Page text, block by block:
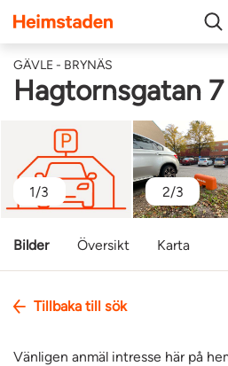
Heimstaden
Sök
GÄVLE - BRYNÄS
Hagtornsgatan 7
1/3 2/3
Bilder Översikt Karta
Tillbaka till sök
Vänligen anmäl intresse här på